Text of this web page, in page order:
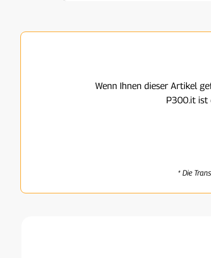
Wenn Ihnen dieser Artikel
P300.it ist
* Die